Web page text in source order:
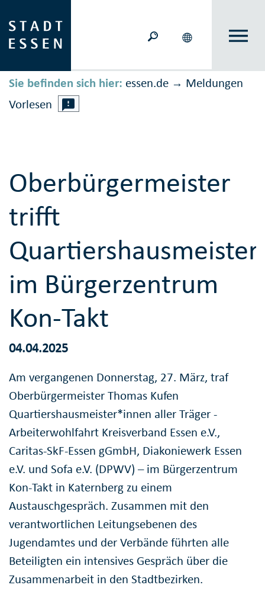
Sie befinden sich hier: essen.de → Meldungen
Vorlesen
Oberbürgermeister
trifft
im Bürgerzentrum
Kon-Takt
04.04.2025
Am vergangenen Donnerstag, 27. März, traf
Oberbürgermeister Thomas Kufen
Quartiershausmeister*innen aller Träger -
Arbeiterwohlfahrt Kreisverband Essen e.V.,
Caritas-SkF-Essen gGmbH, Diakoniewerk Essen
e.V. und Sofa e.V. (DPWV) – im Bürgerzentrum
Kon-Takt in Katernberg zu einem
Austauschgespräch. Zusammen mit den
verantwortlichen Leitungsebenen des
Jugendamtes und der Verbände führten alle
Beteiligten ein intensives Gespräch über die
Zusammenarbeit in den Stadtbezirken.